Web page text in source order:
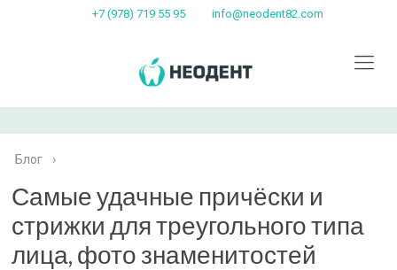
+7 (978) 719 55 95 info@neodent82.com
Блог ›
Самые удачные причёски и
стрижки для треугольного типа
лица, фото знаменитостей